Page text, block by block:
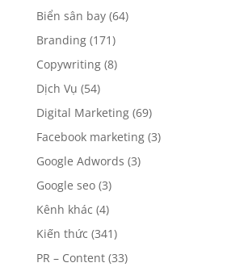
Biển sân bay(64)
Branding(171)
Copywriting(8)
Dịch Vụ (54)
Digital Marketing(69)
Facebook marketing(3)
Google Adwords (3)
Google seo(3)
Kênh khác (4)
Kiến thức (341)
PR – Content(33)